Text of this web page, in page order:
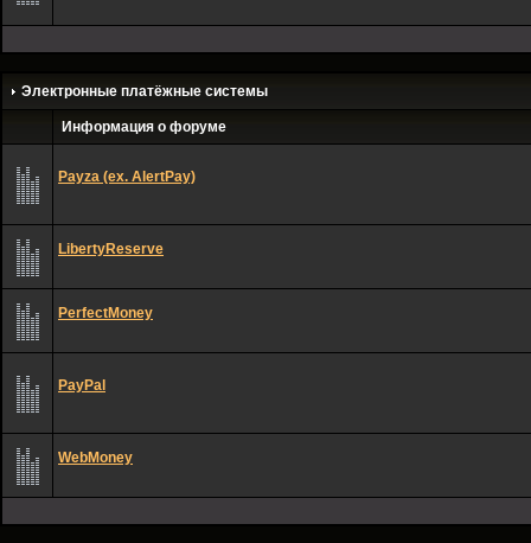
Электронные платёжные системы
Информация о форуме
Payza (ex. AlertPay)
LibertyReserve
PerfectMoney
PayPal
WebMoney